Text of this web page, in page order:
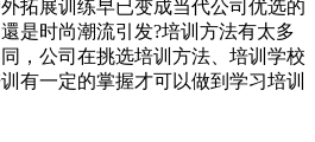
拓展训练早已变成当代公司优选的
是时尚潮流引发?培训方法有太多
，公司在挑选培训方法、培训学校
有一定的掌握才可以做到学习培训